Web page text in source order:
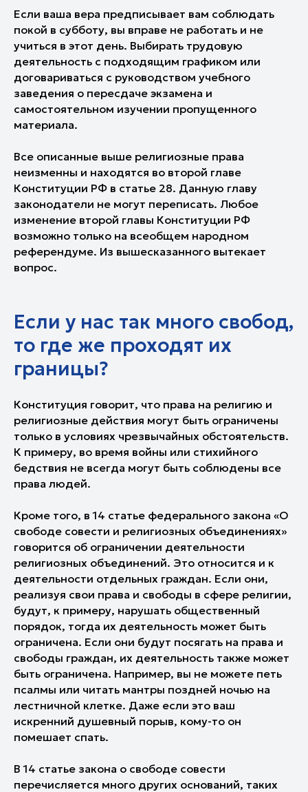
Если ваша вера предписывает вам соблюдать
покой в субботу, вы вправе не работать и не
учиться в этот день. Выбирать трудовую
деятельность с подходящим графиком или
договариваться с руководством учебного
заведения о пересдаче экзамена и
самостоятельном изучении пропущенного
материала.
Все описанные выше религиозные права
неизменны и находятся во второй главе
Конституции РФ в статье 28. Данную главу
законодатели не могут переписать. Любое
изменение второй главы Конституции РФ
возможно только на всеобщем народном
референдуме. Из вышесказанного вытекает
вопрос.
Если у нас так много свобод,
то где же проходят их
границы?
Конституция говорит, что права на религию и
религиозные действия могут быть ограничены
только в условиях чрезвычайных обстоятельств.
К примеру, во время войны или стихийного
бедствия не всегда могут быть соблюдены все
права людей.
Кроме того, в14 статье федерального закона «О
свободе совести и религиозных объединениях»
говорится об ограничении деятельности
религиозных объединений. Это относится и к
деятельности отдельных граждан. Если они,
реализуя свои права и свободы в сфере религии,
будут, к примеру, нарушать общественный
порядок, тогда их деятельность может быть
ограничена. Если они будут посягать на права и
свободы граждан, их деятельность также может
быть ограничена. Например, вы не можете петь
псалмы или читать мантры поздней ночью на
лестничной клетке. Даже если это ваш
искренний душевный порыв, кому-то он
помешает спать.
В14 статье закона о свободе совести
перечисляется много других оснований, таких